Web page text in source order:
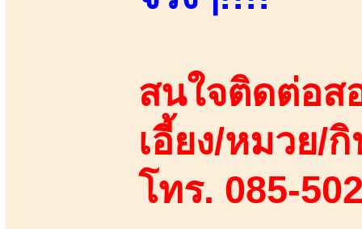
สนใจติดต่อส
เอี้ยง/หมวย/
โทร. 085-